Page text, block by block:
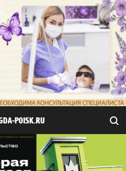
POISK.RU